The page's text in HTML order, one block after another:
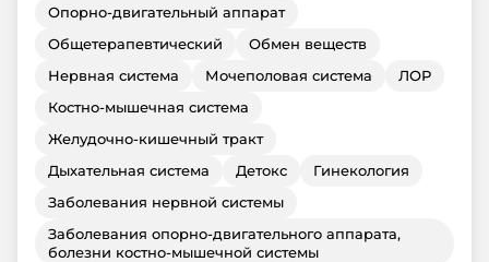
Опорно-двигательный аппарат
Общетерапевтический
Обмен веществ
Нервная система
Мочеполовая система
ЛОР
Костно-мышечная система
Желудочно-кишечный тракт
Дыхательная система
Детокс
Гинекология
Заболевания нервной системы
Заболевания опорно-двигательного аппарата,
болезни костно-мышечной системы